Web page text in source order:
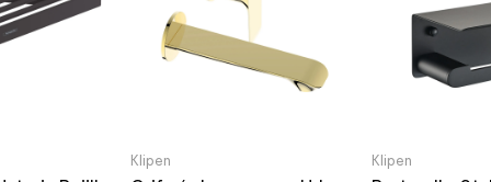
Klipen Klipen